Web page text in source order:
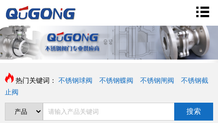
热门关键词： 不锈钢球阀 不锈钢蝶阀 不锈钢闸阀
不锈钢截
止阀
搜索